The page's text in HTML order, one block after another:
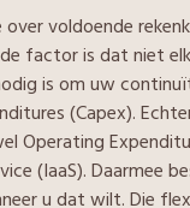
voldoende
factor is dat niet
is om uw
(Capex).
Operating
(IaaS).
u dat wilt. Die